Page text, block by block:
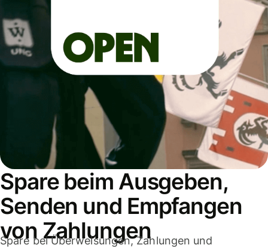
Spare beim Ausgeben,
Senden und Empfangen
von Zahlungen
Spare bei Überweisungen, Zahlungen und